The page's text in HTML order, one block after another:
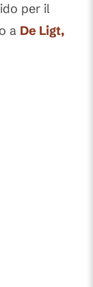
per il
a De Ligt,